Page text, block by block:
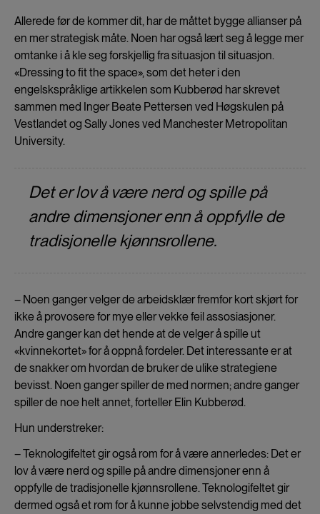
Allerede før de kommer dit, har de måttet bygge allianser på
en mer strategisk måte. Noen har også lært seg å legge mer
omtanke i å kle seg forskjellig fra situasjon til situasjon.
«Dressing to fit the space», som det heter i den
engelskspråklige artikkelen som Kubberød har skrevet
sammen med Inger Beate Pettersen ved Høgskulen på
Vestlandet og Sally Jones ved Manchester Metropolitan
University.
Det er lov å være nerd og spille på
andre dimensjoner enn å oppfylle de
tradisjonelle kjønnsrollene.
– Noen ganger velger de arbeidsklær fremfor kort skjørt for
ikke å provosere for mye eller vekke feil assosiasjoner.
Andre ganger kan det hende at de velger å spille ut
«kvinnekortet» for å oppnå fordeler. Det interessante er at
de snakker om hvordan de bruker de ulike strategiene
bevisst. Noen ganger spiller de med normen; andre ganger
spiller de noe helt annet, forteller Elin Kubberød.
Hun understreker:
– Teknologifeltet gir også rom for å være annerledes: Det er
lov å være nerd og spille på andre dimensjoner enn å
oppfylle de tradisjonelle kjønnsrollene. Teknologifeltet gir
dermed også et rom for å kunne jobbe selvstendig med det